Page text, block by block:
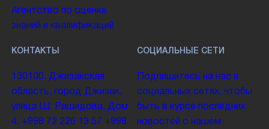
Агентство по оценке
знаний и квалификаций
КОНТАКТЫ
130100. Джизакская
область, город Джизак,
улица Ш. Рашидова, Дом
4. +998 72 226 13 57 +998
СОЦИАЛЬНЫЕ СЕТИ
Подпишитесь на нас в
социальных сетях, чтобы
быть в курсе последних
новостей о нашем